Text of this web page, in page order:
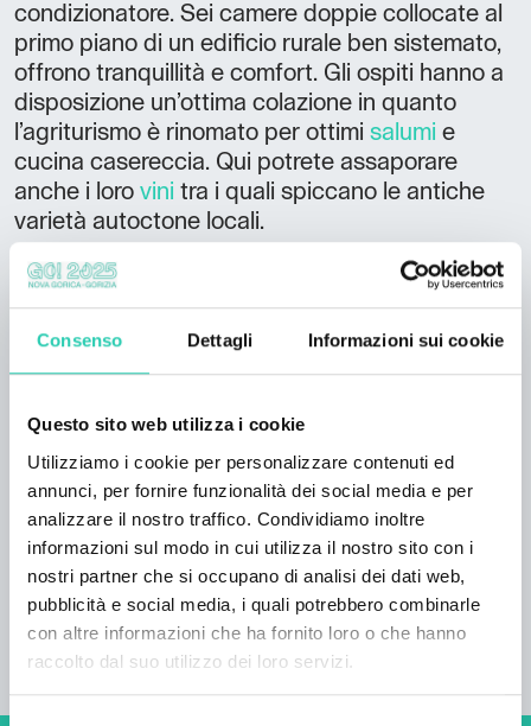
Consenso Dettagli Informazioni sui cookie
Questo sito web utilizza i cookie
Utilizziamo i cookie per personalizzare contenuti ed
annunci, per fornire funzionalità dei social media e per
analizzare il nostro traffico. Condividiamo inoltre
informazioni sul modo in cui utilizza il nostro sito con i
nostri partner che si occupano di analisi dei dati web,
pubblicità e social media, i quali potrebbero combinarle
con altre informazioni che ha fornito loro o che hanno
raccolto dal suo utilizzo dei loro servizi.
condizionatore. Sei camere doppie collocate al
primo piano di un edificio rurale ben sistemato,
offrono tranquillità e comfort. Gli ospiti hanno a
disposizione un’ottima colazione in quanto
l’agriturismo è rinomato per ottimi salumi e
cucina casereccia. Qui potrete assaporare
anche i loro vini tra i quali spiccano le antiche
varietà autoctone locali.
Il paese di Črniče si trova nel cuore della Valle
per l’autostrada. Per questo motivo l’Agriturismo
Arkade è un ottimo punto di partenza per
natura.
Da non perdere:
sono ammessi animali domestici si possono
acquistare salumi e vino della casa